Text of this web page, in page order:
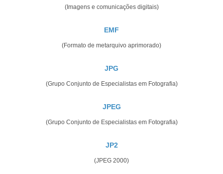
(Imagens e comunicações digitais)
EMF
(Formato de metarquivo aprimorado)
JPG
(Grupo Conjunto de Especialistas em Fotografia)
JPEG
(Grupo Conjunto de Especialistas em Fotografia)
JP2
(JPEG 2000)